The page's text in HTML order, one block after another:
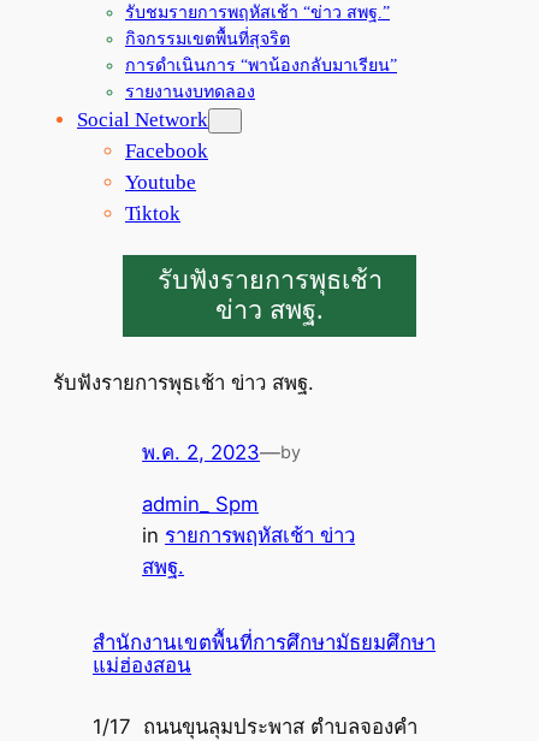
รับชมรายการพฤหัสเช้า “ข่าว สพฐ.”
กิจกรรมเขตพื้นที่สุจริต
การดำเนินการ “พาน้องกลับมาเรียน”
รายงานงบทดลอง
Social Network
Facebook
Youtube
Tiktok
รับฟังรายการพุธเช้า
ข่าว สพฐ.
รับฟังรายการพุธเช้า ข่าว สพฐ.
พ.ค. 2, 2023—by
admin_ Spm
in รายการพฤหัสเช้า ข่าว
สพฐ.
สำนักงานเขตพื้นที่การศึกษามัธยมศึกษา
แม่ฮ่องสอน
1/17 ถนนขุนลุมประพาส ตำบลจองคำ